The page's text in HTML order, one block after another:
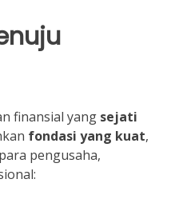
finansial yang sejati
fondasi yang kuat,
pengusaha,